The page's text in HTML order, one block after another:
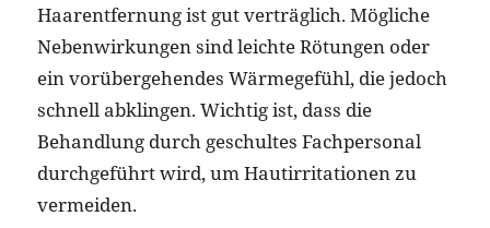
Haarentfernung ist gut verträglich. Mögliche
Nebenwirkungen sind leichte Rötungen oder
ein vorübergehendes Wärmegefühl, die jedoch
schnell abklingen. Wichtig ist, dass die
Behandlung durch geschultes Fachpersonal
durchgeführt wird, um Hautirritationen zu
vermeiden.